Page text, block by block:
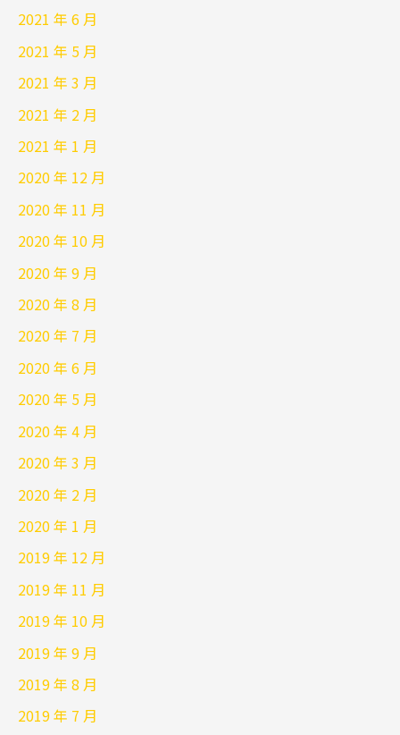
2021 年 6 月
2021 年 5 月
2021 年 3 月
2021 年 2 月
2021 年 1 月
2020 年 12 月
2020 年 11 月
2020 年 10 月
2020 年 9 月
2020 年 8 月
2020 年 7 月
2020 年 6 月
2020 年 5 月
2020 年 4 月
2020 年 3 月
2020 年 2 月
2020 年 1 月
2019 年 12 月
2019 年 11 月
2019 年 10 月
2019 年 9 月
2019 年 8 月
2019 年 7 月